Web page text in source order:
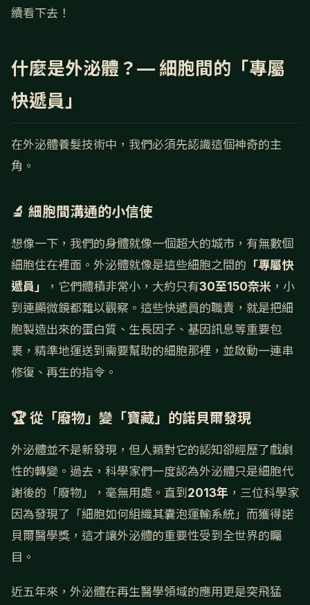
續看下去！
什麼是外泌體？— 細胞間的「專屬
快遞員」
在外泌體養髮技術中，我們必須先認識這個神奇的主
角。
🔬 細胞間溝通的小信使
想像一下，我們的身體就像一個超大的城市，有無數個
細胞住在裡面。外泌體就像是這些細胞之間的 「專屬快
遞員」
，它們體積非常小，大約只有30至150奈米 ，小
到連顯微鏡都難以觀察。這些快遞員的職責，就是把細
胞製造出來的蛋白質、生長因子、基因訊息等重要包
裹，精準地運送到需要幫助的細胞那裡，並啟動一連串
修復、再生的指令。
🏆 從「廢物」變「寶藏」的諾貝爾發現
外泌體並不是新發現，但人類對它的認知卻經歷了戲劇
性的轉變。過去，科學家們一度認為外泌體只是細胞代
謝後的「廢物」，毫無用處。直到 2013年 ，三位科學家
因為發現了「細胞如何組織其囊泡運輸系統」而獲得諾
貝爾醫學獎，這才讓外泌體的重要性受到全世界的矚
目。
近五年來，外泌體在再生醫學領域的應用更是突飛猛